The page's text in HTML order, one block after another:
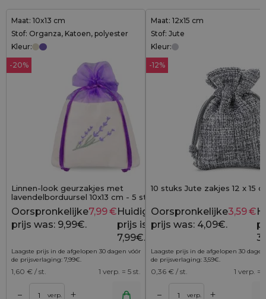
Maat: 10x13 cm
Stof: Organza, Katoen, polyester
Kleur:
-20%
Linnen-look geurzakjes met
lavendelborduursel 10x13 cm - 5 stuks -
tijdloos elegant
9,99 €
Oorspronkelijke
prijs was: 9,99€.
7,99€Huidige
prijs is:
7,99€.
Laagste prijs in de afgelopen 30 dagen vóór
de prijsverlaging: 7,99€.
1,60 € / st. 1 verp. = 5 st.
– verp. +
Maat: 12x15 cm
Stof: Jute
Kleur:
-12%
10 stuks Jute zakjes 12 x 15
Oorspronkelijke
prijs was: 4,09€.
3,59€
Laagste prijs in de afgelopen 30
de prijsverlaging: 3,59€.
0,36 € / st. 1 verp. =
– verp. +
Toevoegen aan winkelwagen Toevoegen aan